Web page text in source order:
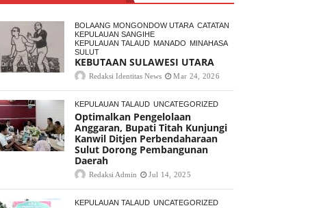
BOLAANG MONGONDOW UTARA CATATAN
KEPULAUAN SANGIHE
KEPULAUAN TALAUD MANADO MINAHASA
SULUT
KEBUTAAN SULAWESI UTARA
Redaksi Identitas News Mar 24, 2026
KEPULAUAN TALAUD UNCATEGORIZED
Optimalkan Pengelolaan
Anggaran, Bupati Titah Kunjungi
Kanwil Ditjen Perbendaharaan
Sulut Dorong Pembangunan
Daerah
Redaksi Admin Jul 14, 2025
KEPULAUAN TALAUD UNCATEGORIZED